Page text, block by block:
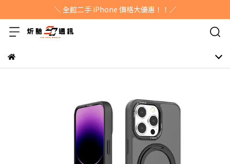
＼ 全館二手 iPhone 價格大優惠！！／